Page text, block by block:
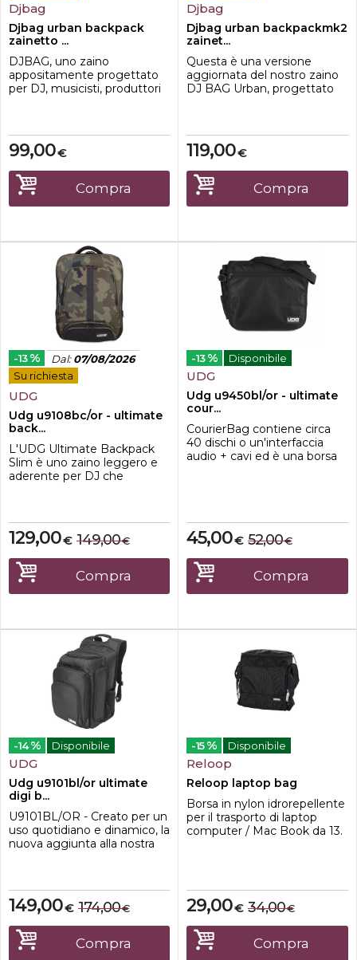
Djbag
Djbag urban backpack
zainetto ...
DJBAG, uno zaino
appositamente progettato
per DJ, musicisti, produttori
impermeabile-Cerniere YKK
impermeabili e
idrorepellenti.-Presenza di
comode e pratiche tasche
esterne portadocumenti,
chiavi, carte di credito sugli
€
99,00
Compra
Djbag
Djbag urban backpackmk2
zainet...
Questa è una versione
aggiornata del nostro zaino
DJ BAG Urban, progettato
usare ogni giorno, al lavoro o
in viaggio.Caratteristiche-
colore nero-fodera rosso-
composizione - OXFORD
Vinyl e OXFORD 210-
dimensioni esterne ...
€
119,00
Compra
-13 % Dal:07/08/2026
Su richiesta
UDG
Udg u9108bc/or - ultimate
back...
L'UDG Ultimate Backpack
Slim è uno zaino leggero e
aderente per DJ che
dell'UDG.Adatto a: Denon DJ
Prime Go, Pioneer DDJ-XP2,
DDJ-200, DJM-S9 / S3 / 450,
Numark Scratch, PT01
Scratch o apparecchiature di
dimensioni simili
€
129,00 €
149,00
Compra
-13 % Disponibile
UDG
Udg u9450bl/or - ultimate
cour...
CourierBag contiene circa
40 dischi o un'interfaccia
audio + cavi ed è una borsa
€
45,00 €
52,00
Compra
-14 % Disponibile
UDG
Udg u9101bl/or ultimate
digi b...
U9101BL/OR - Creato per un
uso quotidiano e dinamico, la
nuova aggiunta alla nostra
più facilmente l'attrezzatura
di valore (Maschine MK2,
Launchpad, Ableton Push,
Maschine Mikro, 2 x X1/F1/Z1,
2 x AUDIO 10, Laptop 15.4...
€
149,00 €
174,00
Compra
-15 % Disponibile
Reloop
Reloop laptop bag
Borsa in nylon idrorepellente
per il trasporto di laptop
computer / Mac Book da 13.
inoltre disponibili alcune
tasche per accessori e cavi.
Dimensioni mm
325x310x130. Colore nero.
Peso kg ...
€
29,00 €
34,00
Compra